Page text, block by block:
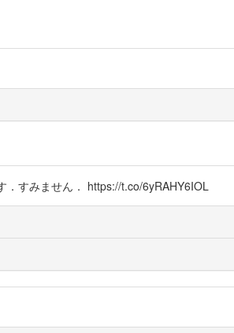
．すみません． https://t.co/6yRAHY6IOL